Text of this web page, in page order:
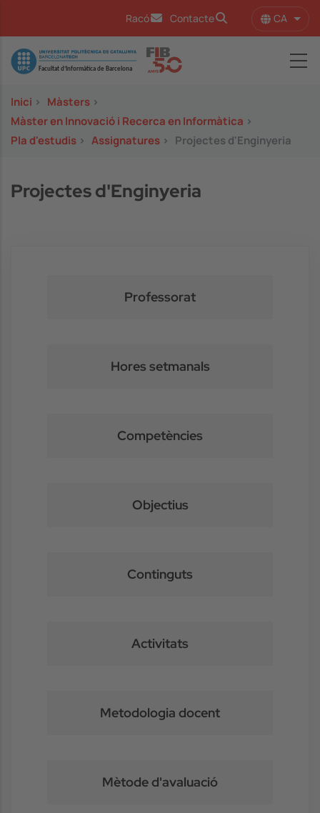
Racó Contacte CA
Image
Inici > Màsters >
Màster en Innovació i Recerca en Informàtica >
Pla d'estudis > Assignatures > Projectes d'Enginyeria
Projectes d'Enginyeria
Professorat
Hores setmanals
Competències
Objectius
Continguts
Activitats
Metodologia docent
Mètode d'avaluació